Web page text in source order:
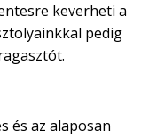
keverheti a
pedig
és az alaposan